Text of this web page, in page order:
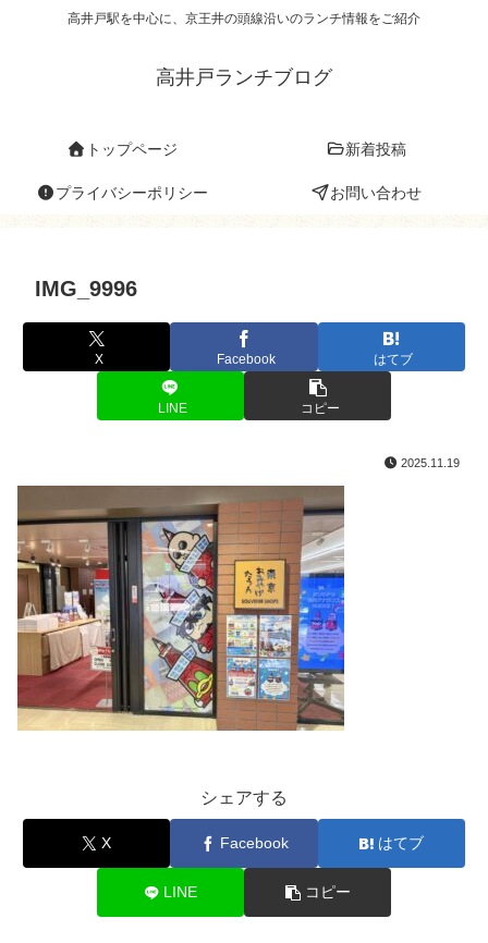
高井戸駅を中心に、京王井の頭線沿いのランチ情報をご紹介
高井戸ランチブログ
トップページ 新着投稿
プライバシーポリシー お問い合わせ
IMG_9996
X Facebook はてブ
LINE コピー
2025.11.19
シェアする
X Facebook はてブ
LINE コピー